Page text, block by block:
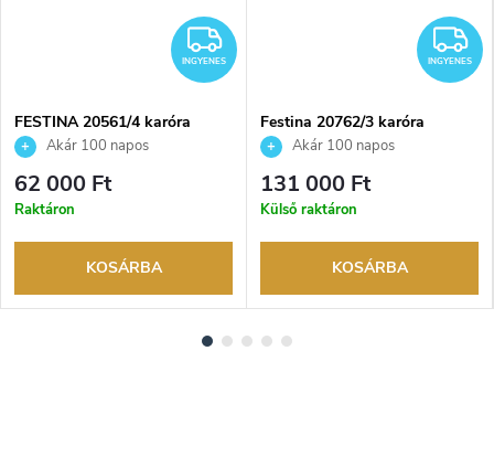
INGYENES
INGYENES
FESTINA 20561/4 karóra
Akár 100 napos
visszaküldési lehetőség. Hivatalos
márkakereskedő.
62 000 Ft
Raktáron
KOSÁRBA
INGYENES
Festina 20762/3 karóra
Akár 100 napos
visszaküldési lehetőség. Hivatalos
márkakereskedő.
131 000 Ft
Külső raktáron
KOSÁRBA